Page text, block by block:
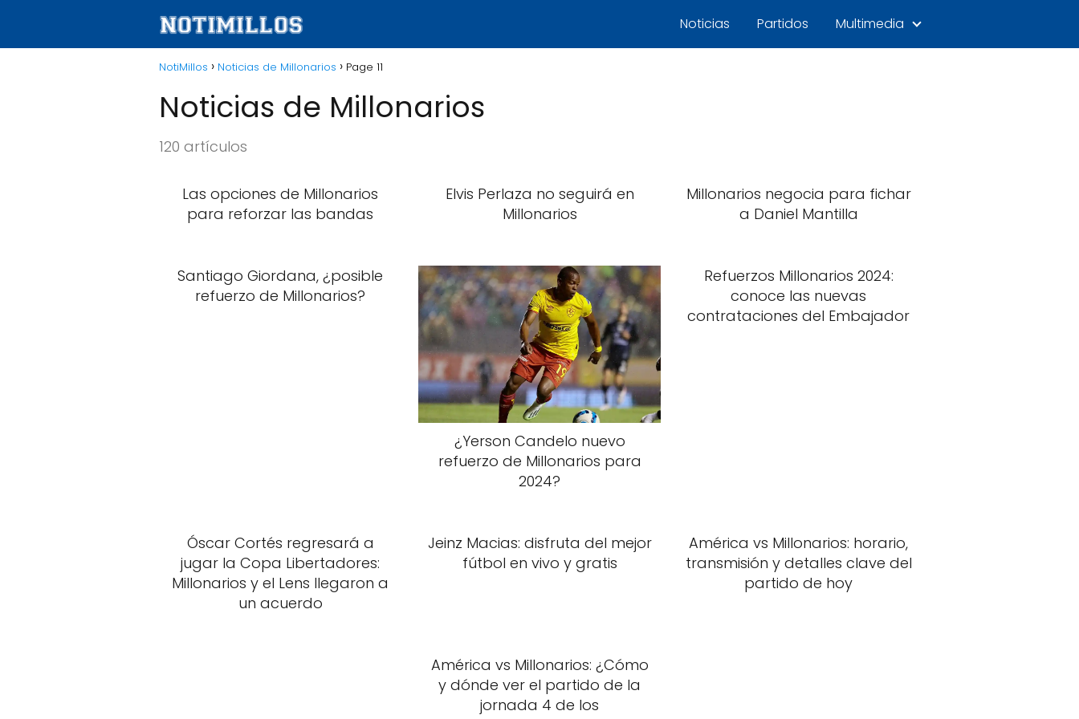
Noticias Partidos Multimedia
NotiMillos Noticias de Millonarios Page 11
Noticias de Millonarios
120 artículos
Las opciones de Millonarios
para reforzar las bandas
Elvis Perlaza no seguirá en
Millonarios
Millonarios negocia para fichar
a Daniel Mantilla
Santiago Giordana, ¿posible
refuerzo de Millonarios?
¿Yerson Candelo nuevo
refuerzo de Millonarios para
2024?
Refuerzos Millonarios 2024:
conoce las nuevas
contrataciones del Embajador
Óscar Cortés regresará a
jugar la Copa Libertadores:
Millonarios y el Lens llegaron a
un acuerdo
Jeinz Macias: disfruta del mejor
fútbol en vivo y gratis
América vs Millonarios: horario,
transmisión y detalles clave del
partido de hoy
América vs Millonarios: ¿Cómo
y dónde ver el partido de la
jornada 4 de los